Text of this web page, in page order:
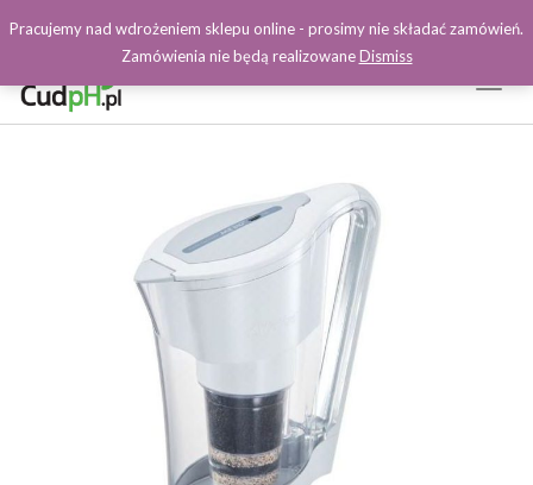
Facebook
Pracujemy nad wdrożeniem sklepu online - prosimy nie składać zamówień.
Zamówienia nie będą realizowaneDismiss